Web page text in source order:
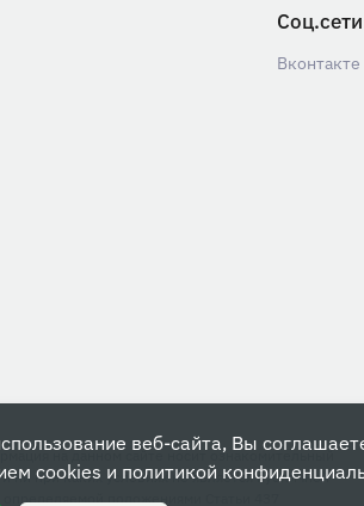
Соц.сети
Вконтакте
на данном сайте носит ознакомительный
ни при каких условиях не является публичной
положениями Статьи 437
веб-сайта, Вы
cookies и политикой